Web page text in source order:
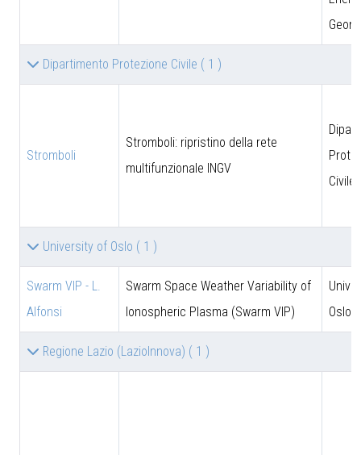
Dipartimento Protezione Civile ( 1 )
Stromboli
Stromboli: ripristino della rete
multifunzionale INGV
Civile
University of Oslo ( 1 )
Swarm VIP - L.
Alfonsi
Swarm Space Weather Variability of
Ionospheric Plasma (Swarm VIP)
Oslo
Regione Lazio (LazioInnova) ( 1 )